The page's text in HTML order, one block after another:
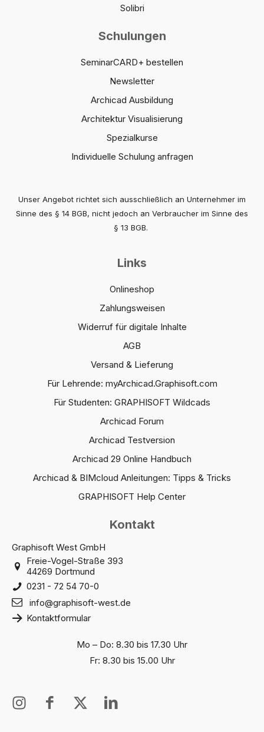
Solibri
Schulungen
SeminarCARD+ bestellen
Newsletter
Archicad Ausbildung
Architektur Visualisierung
Spezialkurse
Individuelle Schulung anfragen
Unser Angebot richtet sich ausschließlich an Unternehmer im
Sinne des § 14 BGB, nicht jedoch an Verbraucher im Sinne des
§ 13 BGB.
Links
Onlineshop
Zahlungsweisen
Widerruf für digitale Inhalte
AGB
Versand & Lieferung
Für Lehrende: myArchicad.Graphisoft.com
Für Studenten: GRAPHISOFT Wildcads
Archicad Forum
Archicad Testversion
Archicad 29 Online Handbuch
Archicad & BIMcloud Anleitungen: Tipps & Tricks
GRAPHISOFT Help Center
Kontakt
Graphisoft West GmbH
Freie-Vogel-Straße 393
44269 Dortmund
0231 - 72 54 70-0
info@graphisoft-west.de
Kontaktformular
Mo – Do: 8.30 bis 17.30 Uhr
Fr: 8.30 bis 15.00 Uhr
I
I
X
I